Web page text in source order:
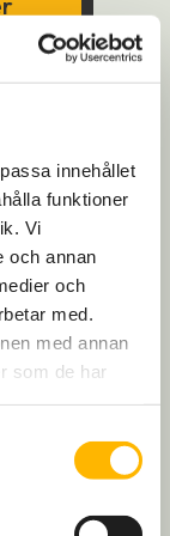
innehållet
funktioner
Vi
och annan
och
med.
med annan
som de har
ert